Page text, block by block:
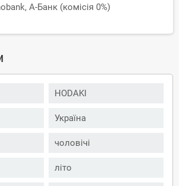
А-Банк (комісія 0%)
HODAKI
Україна
чоловічі
літо